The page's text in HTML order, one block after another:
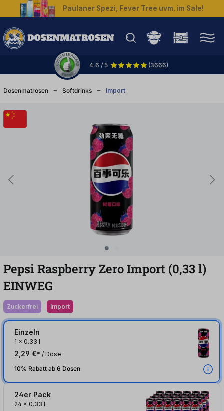
springen Paulaner Spezi, Fever Tree uvm. im Sale!
4.6 / 5 (3666)
Dosenmatrosen Softdrinks Import
Pepsi Raspberry Zero Import (0,33l)
EINWEG
zuckerfrei Import
Einzeln
1 x 0.33 l
2,29 €* / Dose
10% Rabatt ab 6 Dosen
24er Pack
24 x 0.33 l